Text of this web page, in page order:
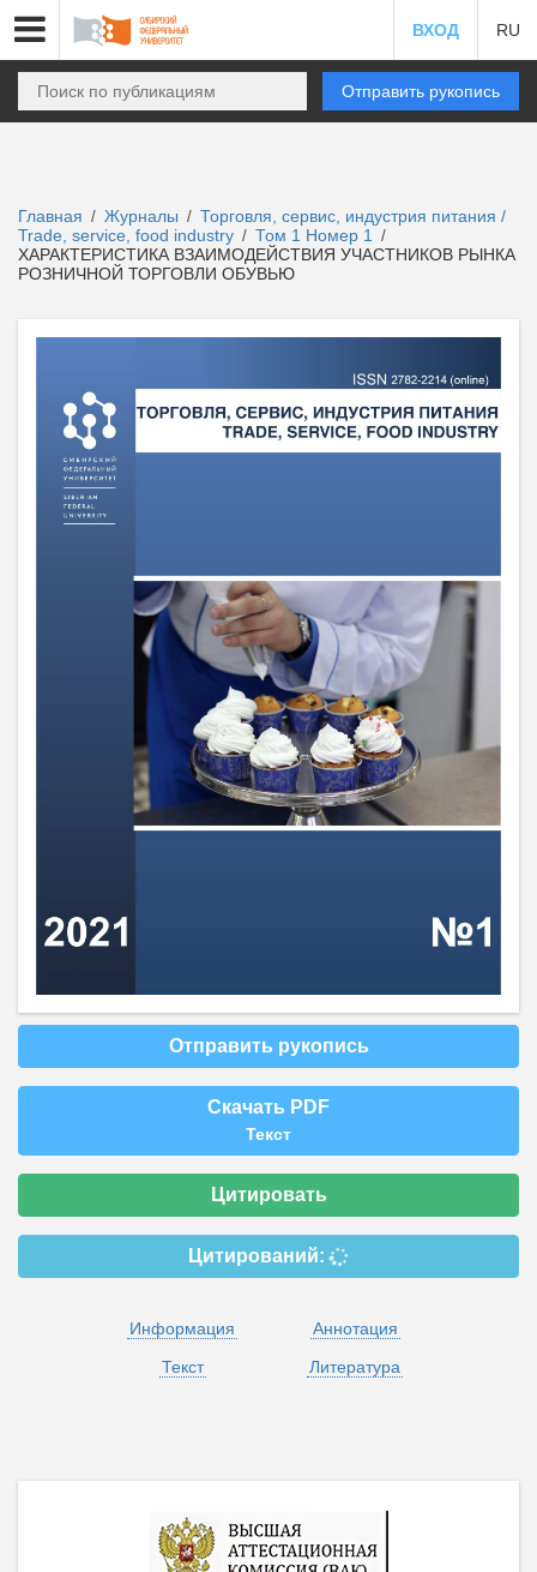
ВХОД RU
Отправить рукопись
Главная / Журналы / Торговля, сервис, индустрия питания /
Trade, service, food industry / Том 1 Номер 1 /
ХАРАКТЕРИСТИКА ВЗАИМОДЕЙСТВИЯ УЧАСТНИКОВ РЫНКА
РОЗНИЧНОЙ ТОРГОВЛИ ОБУВЬЮ
Отправить рукопись
Скачать PDF
Текст
Цитировать
Цитирований:
Информация
Аннотация
Текст
Литература